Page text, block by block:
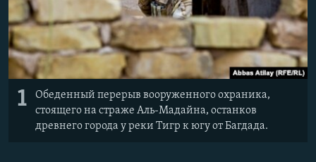
Все сайты Радио Азатутюн
1
Обеденный перерыв вооруженного охраника,
стоящего на страже Аль-Мадайна, останков
древнего города у реки Тигр к югу от Багдада.